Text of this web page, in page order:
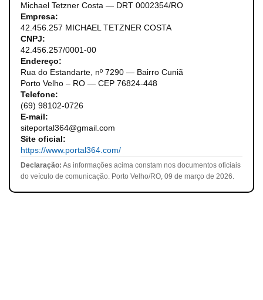
Michael Tetzner Costa — DRT 0002354/RO
Empresa:
42.456.257 MICHAEL TETZNER COSTA
CNPJ:
42.456.257/0001-00
Endereço:
Rua do Estandarte, nº 7290 — Bairro Cuniã
Porto Velho – RO — CEP 76824-448
Telefone:
(69) 98102-0726
E-mail:
siteportal364@gmail.com
Site oficial:
https://www.portal364.com/
Declaração: As informações acima constam nos documentos oficiais
do veículo de comunicação. Porto Velho/RO, 09 de março de 2026.